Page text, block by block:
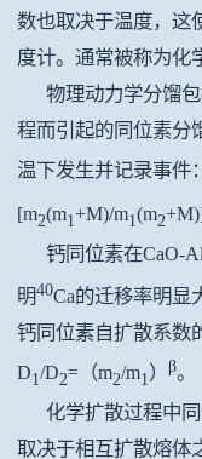
数也取决于温度，这
度计。通常被称为化
物理动力学分馏包
程而引起的同位素分
温下发生并记录事件
[m2(m1+M)/m1(m2
钙同位素在CaO-Al
明40Ca的迁移率明显
钙同位素自扩散系数
D1/D2=（m2/m1） β。
化学扩散过程中同
取决于相互扩散熔体